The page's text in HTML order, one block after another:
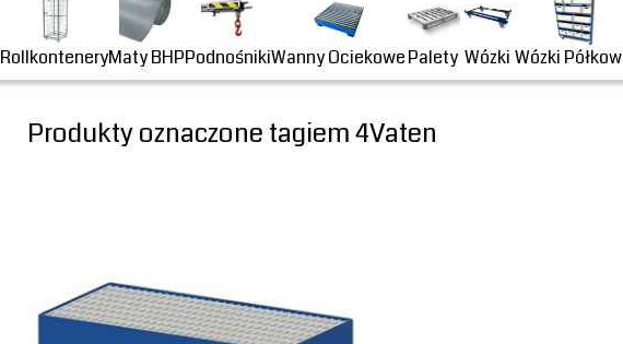
RollkonteneryMaty BHPPodnośnikiWanny OciekowePalety Wózki Wózki
Produkty oznaczone tagiem 4Vaten